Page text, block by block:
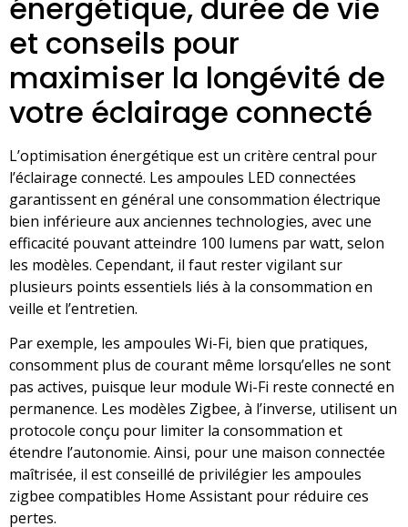
énergétique, durée de vie
et conseils pour
maximiser la longévité de
votre éclairage connecté
L’optimisation énergétique est un critère central pour
l’éclairage connecté. Les ampoules LED connectées
garantissent en général une consommation électrique
bien inférieure aux anciennes technologies, avec une
efficacité pouvant atteindre 100 lumens par watt, selon
les modèles. Cependant, il faut rester vigilant sur
plusieurs points essentiels liés à la consommation en
veille et l’entretien.
Par exemple, les ampoules Wi-Fi, bien que pratiques,
consomment plus de courant même lorsqu’elles ne sont
pas actives, puisque leur module Wi-Fi reste connecté en
permanence. Les modèles Zigbee, à l’inverse, utilisent un
protocole conçu pour limiter la consommation et
étendre l’autonomie. Ainsi, pour une maison connectée
maîtrisée, il est conseillé de privilégier les ampoules
zigbee compatibles Home Assistant pour réduire ces
pertes.